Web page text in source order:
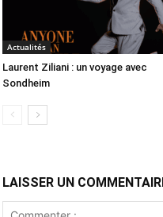
Actualités
Laurent Ziliani : un voyage avec
Sondheim
LAISSER UN